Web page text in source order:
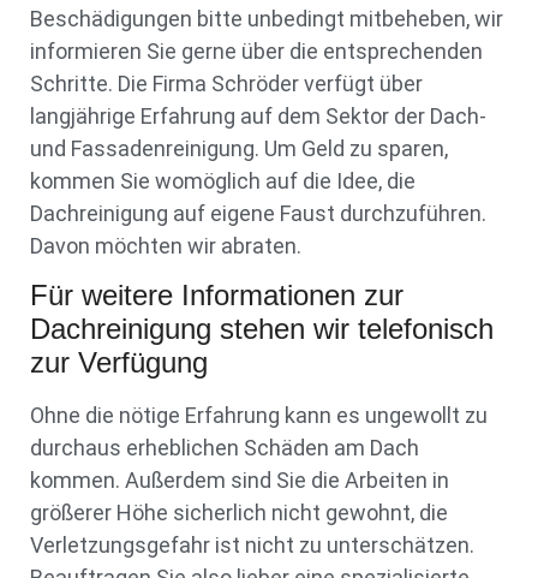
Beschädigungen bitte unbedingt mitbeheben, wir
informieren Sie gerne über die entsprechenden
Schritte. Die Firma Schröder verfügt über
langjährige Erfahrung auf dem Sektor der Dach-
und Fassadenreinigung. Um Geld zu sparen,
kommen Sie womöglich auf die Idee, die
Dachreinigung auf eigene Faust durchzuführen.
Davon möchten wir abraten.
Für weitere Informationen zur
Dachreinigung stehen wir telefonisch
zur Verfügung
Ohne die nötige Erfahrung kann es ungewollt zu
durchaus erheblichen Schäden am Dach
kommen. Außerdem sind Sie die Arbeiten in
größerer Höhe sicherlich nicht gewohnt, die
Verletzungsgefahr ist nicht zu unterschätzen.